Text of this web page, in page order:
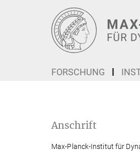
FORSCHUNG
Anschrift
Max-Planck-Institut für